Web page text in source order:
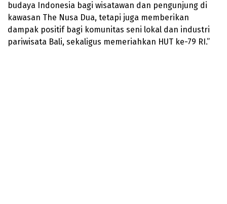
budaya Indonesia bagi wisatawan dan pengunjung di
kawasan The Nusa Dua, tetapi juga memberikan
dampak positif bagi komunitas seni lokal dan industri
pariwisata Bali, sekaligus memeriahkan HUT ke-79 RI.”